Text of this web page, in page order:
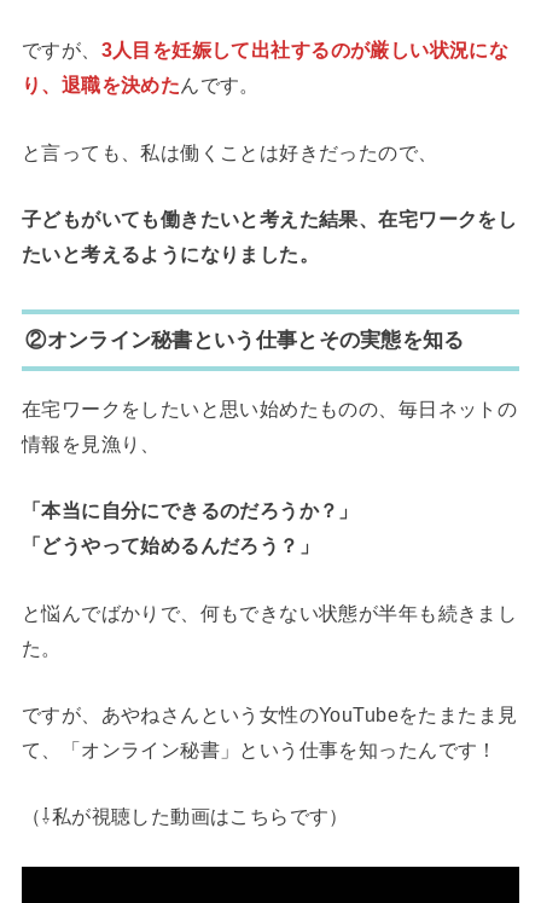
ですが、 3人目を妊娠して出社するのが厳しい状況にな
り、退職を決めたんです。
と言っても、私は働くことは好きだったので、
子どもがいても働きたいと考えた結果、在宅ワークをし
たいと考えるようになりました。
②オンライン秘書という仕事とその実態を知る
在宅ワークをしたいと思い始めたものの、毎日ネットの
情報を見漁り、
「本当に自分にできるのだろうか？」
「どうやって始めるんだろう？」
と悩んでばかりで、何もできない状態が半年も続きまし
た。
ですが、あやねさんという女性のYouTubeをたまたま見
て、「オンライン秘書」という仕事を知ったんです！
（⇩私が視聴した動画はこちらです）